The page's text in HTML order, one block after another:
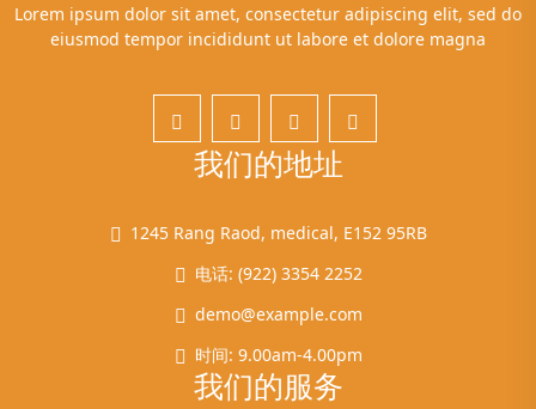
Lorem ipsum dolor sit amet, consectetur adipiscing elit, sed do
eiusmod tempor incididunt ut labore et dolore magna
我们的地址
1245 Rang Raod, medical, E152 95RB
电话: (922) 3354 2252
demo@example.com
时间: 9.00am-4.00pm
我们的服务